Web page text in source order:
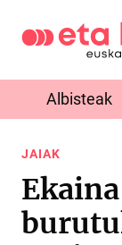
Albisteak
JAIAK